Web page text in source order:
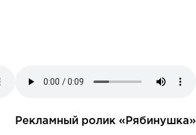
Рекламный ролик «Рябинушка»